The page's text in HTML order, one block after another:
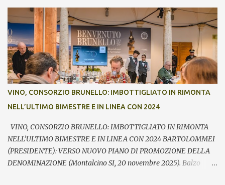
Brunello di Montalcino. In assaggio nei calici, il millesimo 2021, la
Riserva 2020, il Rosso di Montalcino 2024 oltre agli altri due vini
della denominazione, il Moscadello e il Sant’Antimo, in debutto sui
mercati a partire dal 1° gennaio 2026. “Il format ibrido dell’evento
che ha visto prima la partecipazione di critica e stampa
internazionale e poi l’apertura dei banchi di assaggio al pubblico
ha registrato anche quest’anno un grande successo sia in termini di
visitatori che tra le aziende – commenta Giacomo Bartolommei,
presidente del Consorzio del vino Brunello di Montalcino -. Le
presenze ...
VINO, CONSORZIO BRUNELLO: IMBOTTIGLIATO IN RIMONTA
NELL’ULTIMO BIMESTRE E IN LINEA CON 2024
VINO, CONSORZIO BRUNELLO: IMBOTTIGLIATO IN RIMONTA
NELL’ULTIMO BIMESTRE E IN LINEA CON 2024 BARTOLOMMEI
(PRESIDENTE): VERSO NUOVO PIANO DI PROMOZIONE DELLA
DENOMINAZIONE (Montalcino SI, 20 novembre 2025). Balzo